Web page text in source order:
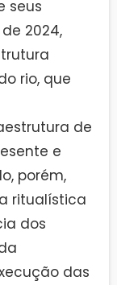
seus
2024,
rio, que
de
e
porém,
ritualística
dos
das